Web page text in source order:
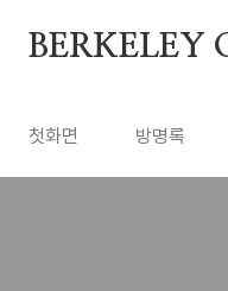
BERKELEY
첫화면 방명록